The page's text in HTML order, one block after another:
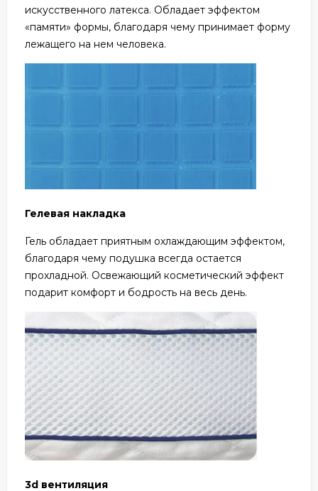
искусственного латекса. Обладает эффектом
«памяти» формы, благодаря чему принимает форму
лежащего на нем человека.
Гелевая накладка
Гель обладает приятным охлаждающим эффектом,
благодаря чему подушка всегда остается
прохладной. Освежающий косметический эффект
подарит комфорт и бодрость на весь день.
3d вентиляция